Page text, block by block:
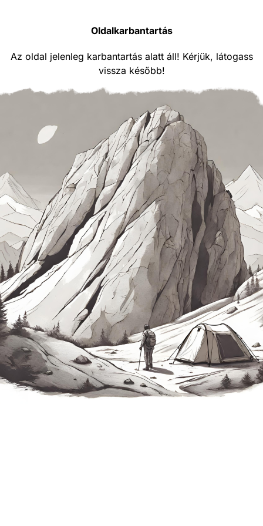
Oldalkarbantartás
Az oldal jelenleg karbantartás alatt áll! Kérjük, látogass
vissza később!